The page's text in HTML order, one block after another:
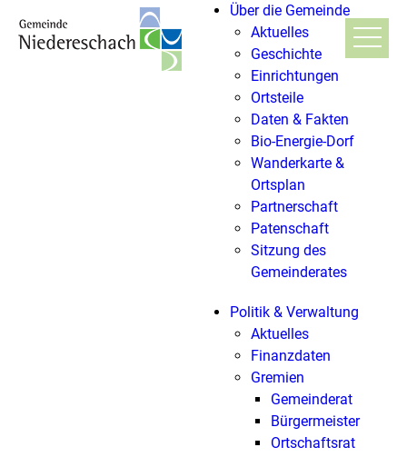
Über die Gemeinde
Aktuelles
Geschichte
Einrichtungen
Ortsteile
Daten & Fakten
Bio-Energie-Dorf
Wanderkarte &
Ortsplan
Partnerschaft
Patenschaft
Sitzung des
Gemeinderates
Politik & Verwaltung
Aktuelles
Finanzdaten
Gremien
Gemeinderat
Bürgermeister
Ortschaftsrat